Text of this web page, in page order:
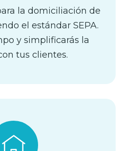
la domiciliación de
el estándar SEPA.
y simplificarás la
tus clientes.